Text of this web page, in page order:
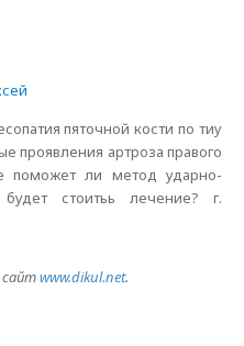
пяточной кости по тиу
проявления артроза правого
поможет ли метод ударно-
стоитьь лечение? г.
сайтwww.dikul.net.